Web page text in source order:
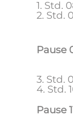
1. Std.
2. Std.
Pause
3. Std.
4. Std.
Pause